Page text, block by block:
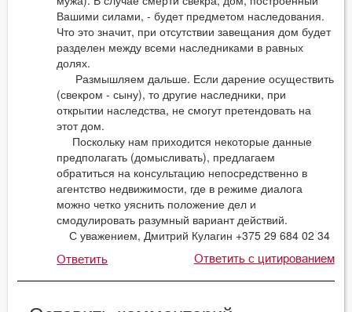
Вашими силами, - будет предметом наследования.
Что это значит, при отсутствии завещания дом будет
разделен между всеми наследниками в равных
долях.
Размышляем дальше. Если дарение осуществить
(свекром - сыну), то другие наследники, при
открытии наследства, не смогут претендовать на
этот дом.
Поскольку нам приходится некоторые данные
предполагать (домысливать), предлагаем
обратиться на консультацию непосредственно в
агентство недвижимости, где в режиме диалога
можно четко уяснить положение дел и
смодулировать разумный вариант действий.
С уважением, Дмитрий Кулагин +375 29 684 02 34
Ответить Ответить с цитированием